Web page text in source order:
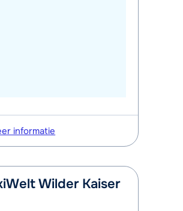
informatie
Wilder Kaiser